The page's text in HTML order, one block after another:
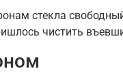
стекла
чистить